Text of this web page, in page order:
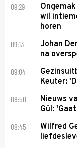
09:29
wil
horen
09:13
Johan
na
09:04
Keuter:
08:50
Nieuws
Gül:
08:45
Wilfred